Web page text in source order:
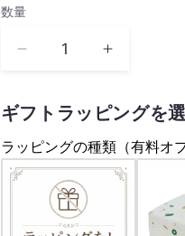
数
数量
玉
浩
二
置
純
玉
浩
二
ギフトラッピングを
ラッピングの種類（有料オ